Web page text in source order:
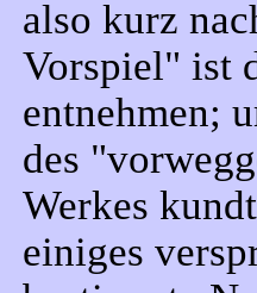
also kurz
Vorspiel" ist
entnehmen;
des
Werkes
einiges